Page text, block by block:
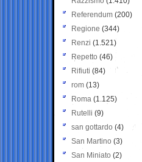
Referendum (200)
Regione (344)
Renzi (1.521)
Repetto (46)
Rifiuti (84)
rom (13)
Roma (1.125)
Rutelli (9)
san gottardo (4)
San Martino (3)
San Miniato (2)